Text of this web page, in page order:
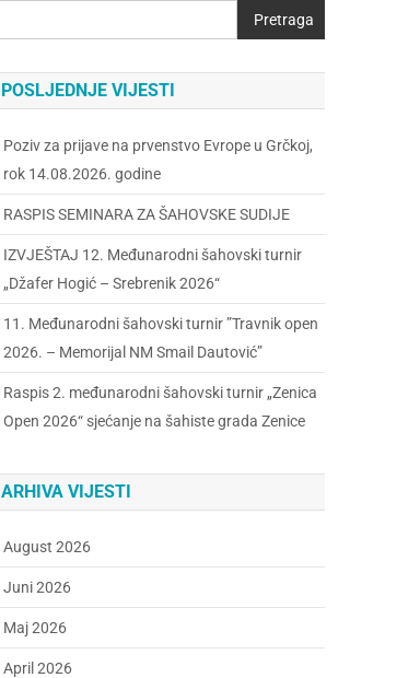
Pretraga
POSLJEDNJE VIJESTI
Poziv za prijave na prvenstvo Evrope u Grčkoj,
rok 14.08.2026. godine
RASPIS SEMINARA ZA ŠAHOVSKE SUDIJE
IZVJEŠTAJ 12. Međunarodni šahovski turnir
„Džafer Hogić – Srebrenik 2026“
11. Međunarodni šahovski turnir ”Travnik open
2026. – Memorijal NM Smail Dautović”
Raspis 2. međunarodni šahovski turnir „Zenica
Open 2026“ sjećanje na šahiste grada Zenice
ARHIVA VIJESTI
August 2026
Juni 2026
Maj 2026
April 2026